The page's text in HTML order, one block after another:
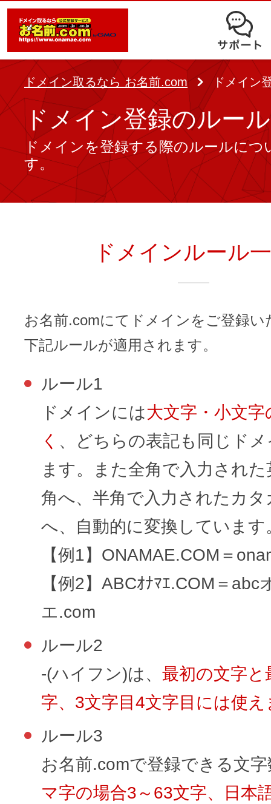
ドメインの期限を更新する
ドメイン更新
ドメイン更新とは
登録情報変更
ドメインの登録/更新/移管料金
料金一覧
ドメイン 永久無料（ドメイン
こちら！）
ドメイン × サーバー同時登録
中古ドメインオークション
バックオーダー
.jpドメインバックオーダー
.com/.netドメインバックオ
中古ドメインのSEO効果は？
使いやすさと高機能の両立を実現
独自ドメイン＋サーバーが初期費用
る
SSLも無料でコストパフォーマンス
レンタルサーバー
AIホームページパック
必要なのはアイディアだけ！ 専門
AIホームページパック
WordPressテーマShop
お名前.comなら良質な有料
販価格より安くご購入いただけます
WordPressテーマShop
メール配信システム
月869円～で配信し放題 販売促進
得に！
メールマーケティング
VPS
Linuxの運用に最適な仮想化環境を用
ドメインオプション
ドメイン登録者宛のメール転送も可
Whois情報公開代行
お持ちのドメインを売るなら
ドメイン売買サービス
DNS管理サービス
不要になったドメインを安全・簡単
あんしん廃止
管理画面内での操作制限を可能に
ドメインプロテクション
ドメインパーキング
メール転送/URL転送
お名前.com 転送Plus
サポート
サービスに関するご不明点を
よくある質問
ヘルプ
お名前.com Naviご利用ガイ
サーバー設定のご案内
不正利用の報告
SPAMや違法サイトの報告は
メンテナンスと障害情報のお知らせ
メンテナンス・障害情報
お問い合わせ
メール・電話・チャットはこ
販売パートナー制度
ドメイン取るなら お名前.com ドメイン
ドメイン登録のルール
ドメインを登録する際のルールにつ
す。
ドメインルール
お名前.comにてドメインをご登録い
下記ルールが適用されます。
ルール1
ドメインには大文字・小文
く 、どちらの表記も同じド
ます。また全角で入力され
角へ、半角で入力されたカタ
へ、自動的に変換しています
【例1】ONAMAE.COM＝
【例2】ABCｵﾅﾏｴ.COM＝abc
エ.com
ルール2
-(ハイフン)は、 最初の文字と
字、3文字目4文字目には使
ルール3
お名前.comで登録できる文
マ字の場合3～63文字、日本